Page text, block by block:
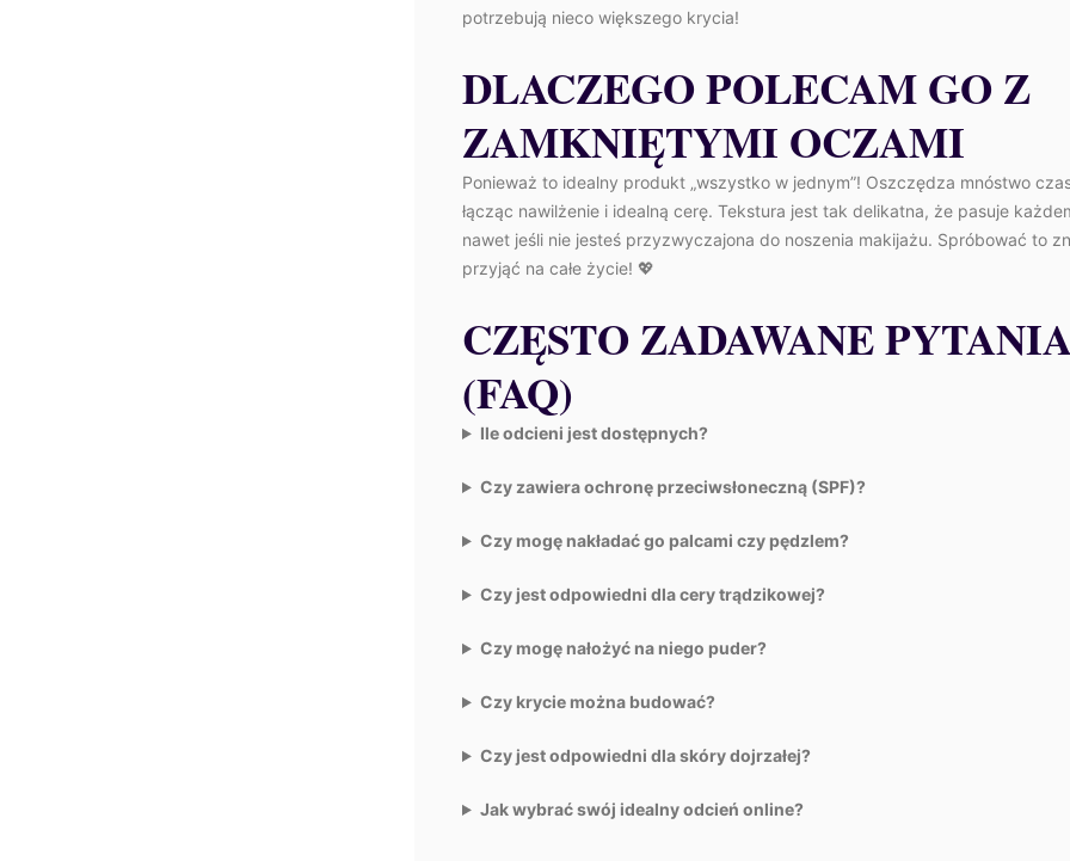
potrzebują nieco większego krycia!
DLACZEGO POLECAM GO Z
ZAMKNIĘTYMI OCZAMI
Ponieważ to idealny produkt „wszystko w jednym”! Oszczędza mnóstwo
łącząc nawilżenie i idealną cerę. Tekstura jest tak delikatna, że pasuje
nawet jeśli nie jesteś przyzwyczajona do noszenia makijażu. Spróbować to
przyjąć na całe życie! 💖
CZĘSTO ZADAWANE
(FAQ)
Ile odcieni jest dostępnych?
Czy zawiera ochronę przeciwsłoneczną (SPF)?
Czy mogę nakładać go palcami czy pędzlem?
Czy jest odpowiedni dla cery trądzikowej?
Czy mogę nałożyć na niego puder?
Czy krycie można budować?
Czy jest odpowiedni dla skóry dojrzałej?
Jak wybrać swój idealny odcień online?